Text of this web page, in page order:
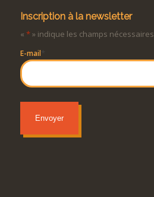
Inscription à la newsletter
« *» indique les champs nécessaires
E-mail*